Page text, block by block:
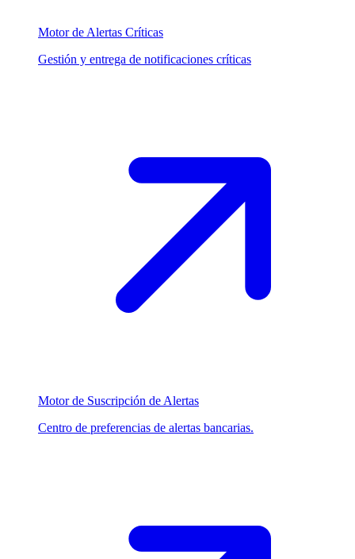
Motor de Alertas Críticas
Gestión y entrega de notificaciones críticas
Motor de Suscripción de Alertas
Centro de preferencias de alertas bancarias.